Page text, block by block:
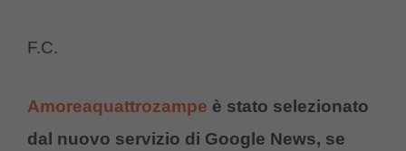
F.C.
Amoreaquattrozampe è stato selezionato
dal nuovo servizio di Google News, se